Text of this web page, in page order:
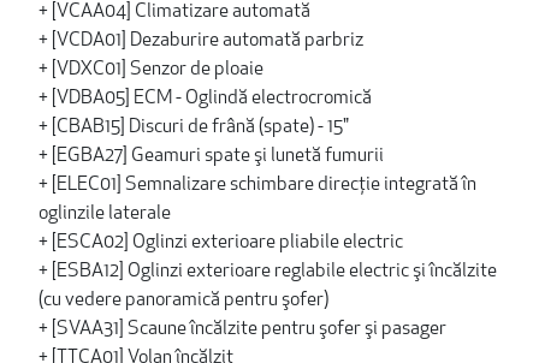
+ [VCAA04] Climatizare automată
+ [VCDA01] Dezaburire automată parbriz
+ [VDXC01] Senzor de ploaie
+ [VDBA05] ECM - Oglindă electrocromică
+ [CBAB15] Discuri de frână (spate) - 15"
+ [EGBA27] Geamuri spate şi lunetă fumurii
+ [ELEC01] Semnalizare schimbare direcție integrată în
oglinzile laterale
+ [ESCA02] Oglinzi exterioare pliabile electric
+ [ESBA12] Oglinzi exterioare reglabile electric şi încălzite
(cu vedere panoramică pentru şofer)
+ [SVAA31] Scaune încălzite pentru şofer şi pasager
+ [TTCA01] Volan încălzit